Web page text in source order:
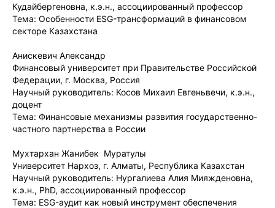
Кудайбергеновна, к.э.н., ассоциированный профессор
Тема: Особенности ESG-трансформаций в финансовом
секторе Казахстана
Анискевич Александр
Финансовый университет при Правительстве Российской
Федерации, г. Москва, Россия
Научный руководитель: Косов Михаил Евгеньвечи, к.э.н.,
доцент
Тема: Финансовые механизмы развития государственно-
частного партнерства в России
Мухтархан Жанибек Муратулы
Университет Нархоз, г. Алматы, Республика Казахстан
Научный руководитель: Нургалиева Алия Мияжденовна,
к.э.н., PhD, ассоциированный профессор
Тема: ESG-аудит как новый инструмент обеспечения